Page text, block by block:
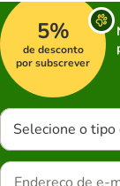
5%
de desconto
por subscrever
Selecione o